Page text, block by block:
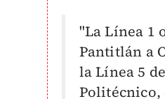
"La Línea 1
Pantitlán a
la Línea 5
Politécnico,